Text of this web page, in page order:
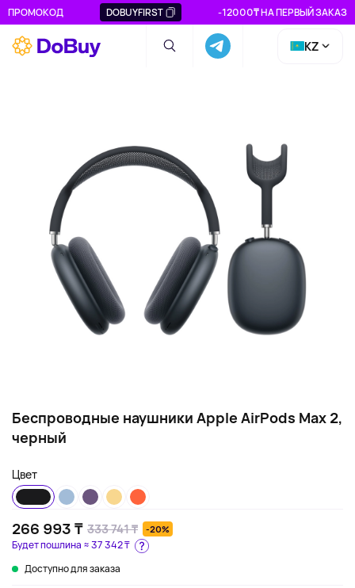
ПРОМОКОД DOBUYFIRST -12000₸ НА ПЕРВЫЙ ЗАКАЗ
KZ
Беспроводные наушники Apple AirPods Max 2,
черный
Цвет
266 993 ₸ 333 741 ₸ -20%
Доступно для заказа
Будет пошлина ≈37 342 ₸